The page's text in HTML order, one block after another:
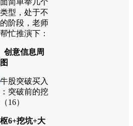
型，处于不
阶段，老师
忙推演下：
创意信息周
6+挖坑+大